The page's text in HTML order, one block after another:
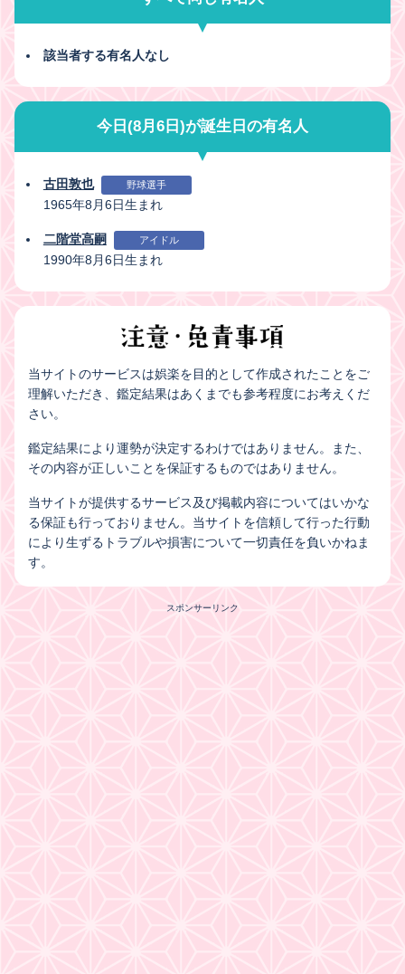
該当者する有名人なし
今日(8月6日)が誕生日の有名人
古田敦也 野球選手
1965年8月6日生まれ
二階堂高嗣 アイドル
1990年8月6日生まれ
当サイトのサービスは娯楽を目的として作成されたことをご
理解いただき、鑑定結果はあくまでも参考程度にお考えくだ
さい。
鑑定結果により運勢が決定するわけではありません。また、
その内容が正しいことを保証するものではありません。
当サイトが提供するサービス及び掲載内容についてはいかな
る保証も行っておりません。当サイトを信頼して行った行動
により生ずるトラブルや損害について一切責任を負いかねま
す。
スポンサーリンク